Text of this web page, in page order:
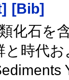
[Bib]
化石を
と時代